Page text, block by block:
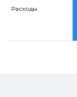
Расходы